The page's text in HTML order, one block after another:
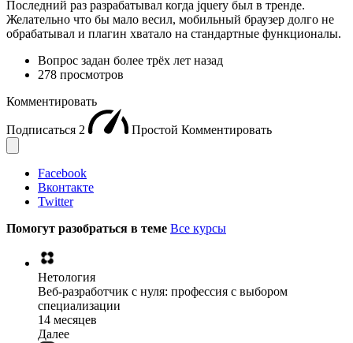
Последний раз разрабатывал когда jquery был в тренде.
Желательно что бы мало весил, мобильный браузер долго не
обрабатывал и плагин хватало на стандартные функционалы.
Вопрос задан более трёх лет назад
278 просмотров
Комментировать
Подписаться 2 Простой Комментировать
Facebook
Вконтакте
Twitter
Помогут разобраться в теме Все курсы
Нетология
Веб-разработчик с нуля: профессия с выбором
специализации
14 месяцев
Далее